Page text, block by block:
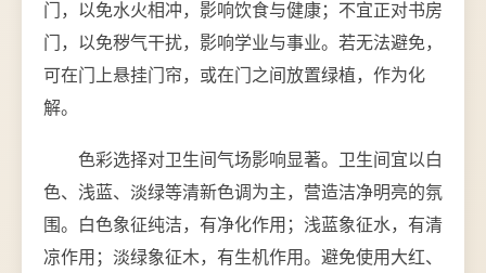
门，以免水火相冲，影响饮食与健康；不宜正对书房
门，以免秽气干扰，影响学业与事业。若无法避免，
可在门上悬挂门帘，或在门之间放置绿植，作为化
解。
色彩选择对卫生间气场影响显著。卫生间宜以白
色、浅蓝、淡绿等清新色调为主，营造洁净明亮的氛
围。白色象征纯洁，有净化作用；浅蓝象征水，有清
凉作用；淡绿象征木，有生机作用。避免使用大红、